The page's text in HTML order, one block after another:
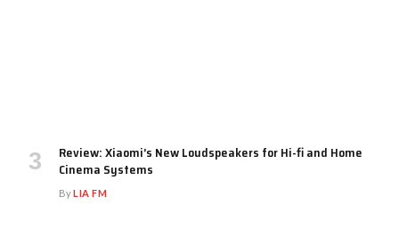
Review: Xiaomi’s New Loudspeakers for Hi-fi and Home
Cinema Systems
ByLIA FM